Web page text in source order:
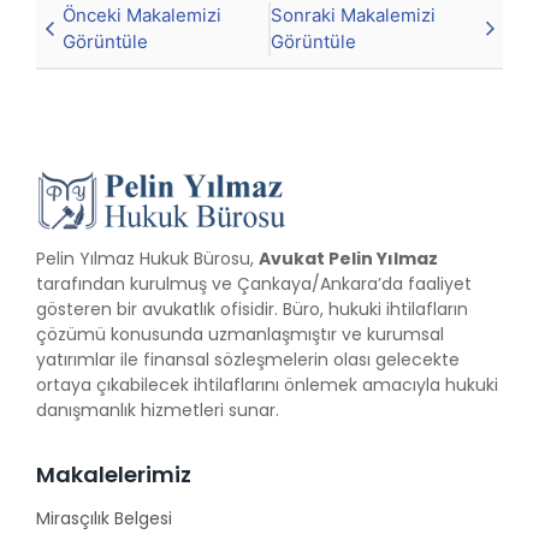
Önceki Makalemizi
Görüntüle
Sonraki Makalemizi
Görüntüle
Pelin Yılmaz Hukuk Bürosu, Avukat Pelin Yılmaz
tarafından kurulmuş ve Çankaya/Ankara’da faaliyet
gösteren bir avukatlık ofisidir. Büro, hukuki ihtilafların
çözümü konusunda uzmanlaşmıştır ve kurumsal
yatırımlar ile finansal sözleşmelerin olası gelecekte
ortaya çıkabilecek ihtilaflarını önlemek amacıyla hukuki
danışmanlık hizmetleri sunar.
Makalelerimiz
Mirasçılık Belgesi